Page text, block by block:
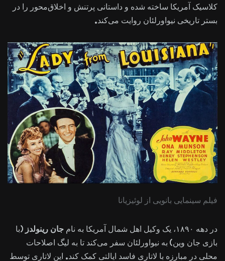
کلاسیک آمریکا ساخته شده و داستانی پرتنش و اخلاق‌محور را در
بستر تاریخی نیواورلئان روایت می‌کند.
فیلم سینمایی بانویی از لوئیزیانا
در دهه ۱۸۹۰، یک وکیل اهل شمال آمریکا به نام جان رینولدز (با
بازی جان وین) به نیواورلئان سفر می‌کند تا به لیگ اصلاحات
محلی در مبارزه با لاتاری فاسد ایالتی کمک کند. این لاتاری توسط